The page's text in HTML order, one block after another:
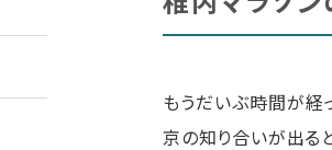
もうだいぶ時間が経
京の知り合いが出る